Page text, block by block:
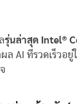
รุ่นล่าสุด Intel®
AI ที่รวดเร็วอ